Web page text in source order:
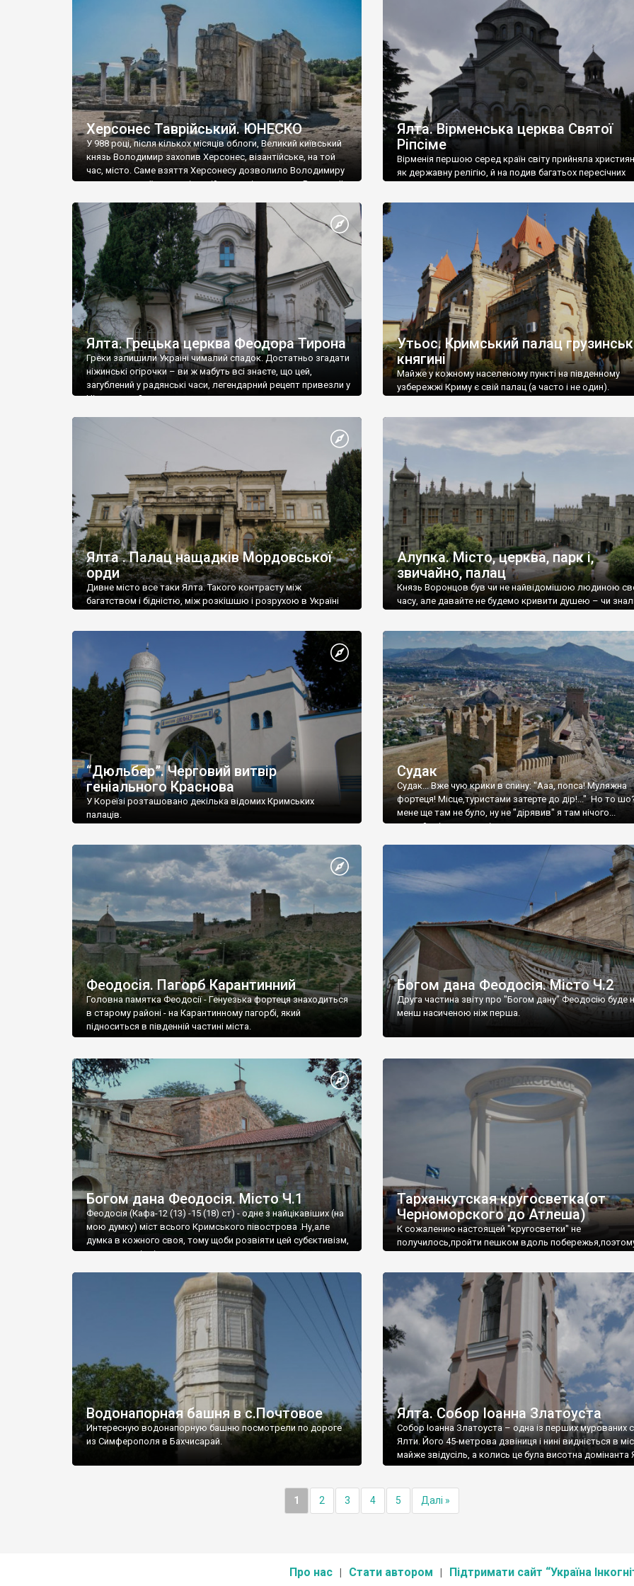
візантійської доби. Раритети викрадені з фондів об’єкту
культурної спадщини ЮНЕСКО «Херсонеса Таврійського».
Офіційно – на виставку «Золото Візантії», але експерти та
влада в Україні вважають це лише […]
називаються «повстяками» (postaki)…” “Вино. Крим
виробляє відмінне вино і його вдосталь: воно все
легке біле і дуже […]
Херсонес Таврійський. ЮНЕСКО
У 988 році, після кількох місяців облоги, Великий київський
князь Володимир захопив Херсонес, візантійське, на той
час, місто. Саме взяття Херсонесу дозволило Володимиру
диктувати свої умови візантійському імператору Василю ІІ,
Херсонесі Володимир-язичник, став Василем-
християнином. А потім було Хрещення Русі. На честь
Херсонесу Таврійського названо місто […]
Ялта. Вірменська церква Святої
Ріпсіме
Вірменія першою серед країн світу прийняла
як державну релігію, й на подив багатьох пересічних
Ялта. Грецька церква Феодора Тирона
Греки залишили Україні чималий спадок. Достатньо згадати
ніжинські огірочки – ви ж мабуть всі знаєте, що цей,
загублений у радянські часи, легендарний рецепт привезли у
Ніжин греки?
Утьос. Кримський палац
княгині
Майже у кожному населеному пункті на південному
узбережжі Криму є свій палац (а часто і не один).
Ялта . Палац нащадків Мордовської
орди
Дивне місто все таки Ялта. Такого контрасту між
багатством і бідністю, між розкішшю і розрухою в Україні
Алупка. Місто, церква, парк і,
звичайно, палац
Князь Воронцов був чи не найвідомішою людиною
часу, але давайте не будемо кривити душею – чи
“Дюльбер”. Черговий витвір
геніального Краснова
У Кореїзі розташовано декілька відомих Кримських
палаців.
Судак
Судак... Вже чую крики в спину: "Ааа, попса! Муляжна
фортеця! Місце,туристами затерте до дір!..." Но то
мене ще там не було, ну не "дірявив" я там нічого...
принаймні до цього літа.
Феодосія. Пагорб Карантинний
Головна памятка Феодосії - Генуезька фортеця знаходиться
в старому районі - на Карантинному пагорбі, який
підноситься в південній частині міста.
Богом дана Феодосія. Місто Ч.2
Друга частина звіту про "Богом дану" Феодосію буде
менш насиченою ніж перша.
Богом дана Феодосія. Місто Ч.1
Феодосія (Кафа-12 (13) -15 (18) ст) - одне з найцікавіших (на
мою думку) міст всього Кримського півострова .Ну,але
думка в кожного своя, тому щоби розвіяти цей субєктивізм,
запрошую відвідати це
Тарханкутская кругосветка(от
Черноморского до Атлеша)
К сожалению настоящей "кругосветки" не
получилось,пройти пешком вдоль
Водонапорная башня в с.Почтовое
Интересную водонапорную башню посмотрели по дороге
из Симферополя в Бахчисарай.
Ялта. Собор Іоанна Златоуста
Собор Іоанна Златоуста – одна із перших мурованих
Ялти. Його 45-метрова дзвіниця і нині видніється в
майже звідусіль, а колись це була висотна домінанта
1 2 3 4 5 Далі »
Про нас Стати автором Підтримати сайт “Україна